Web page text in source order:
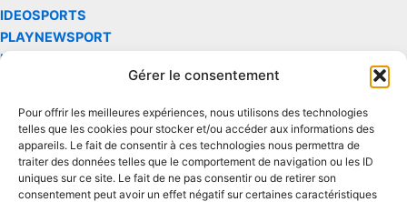
Gérer le consentement
Pour offrir les meilleures expériences, nous utilisons des technologies
telles que les cookies pour stocker et/ou accéder aux informations des
appareils. Le fait de consentir à ces technologies nous permettra de
traiter des données telles que le comportement de navigation ou les ID
uniques sur ce site. Le fait de ne pas consentir ou de retirer son
consentement peut avoir un effet négatif sur certaines caractéristiques
IDEOSPORTS
PLAYNEWSPORT
LARENVERSE
d'affiliation Amazon
Contact